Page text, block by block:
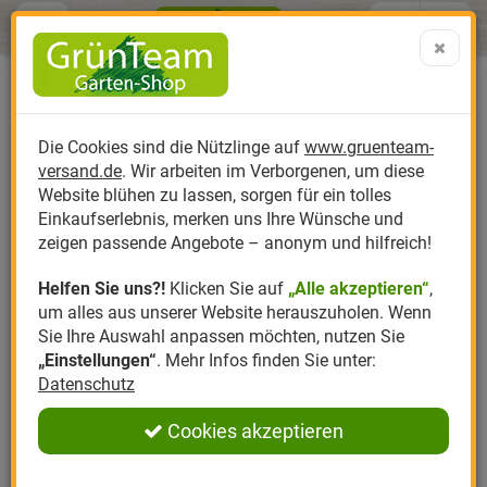
Produktkatalog
Anzucht
Dünger
Erde
Kompost
Pflanzenstärkung
Nützlinge Nützlinge gegen
Nützlingsarten
Nützlingsförderung
Nützlingszubehör
Hersteller
Biplantol
Felco
Gloria
Greenfield
Romberg
Themenwelt
Gemüsegarten
Rasen
Rosen
Ziergarten
Kräutergarten
Ratgeber
Aktuelle Themen
Schädlinge aktuell
Angebote
Sparsets / Set-
Angebote
0 ARTIKEL IM WARENKORB
Ergebnisse () Fertig
Menü Search
Die Cookies sind die Nützlinge auf www.gruenteam-
versand.de. Wir arbeiten im Verborgenen, um diese
Website blühen zu lassen, sorgen für ein tolles
Einkaufserlebnis, merken uns Ihre Wünsche und
zeigen passende Angebote – anonym und hilfreich!
Helfen Sie uns?! Klicken Sie auf „Alle akzeptieren“,
um alles aus unserer Website herauszuholen. Wenn
Sie Ihre Auswahl anpassen möchten, nutzen Sie
„Einstellungen“. Mehr Infos finden Sie unter:
Datenschutz
Cookies akzeptieren